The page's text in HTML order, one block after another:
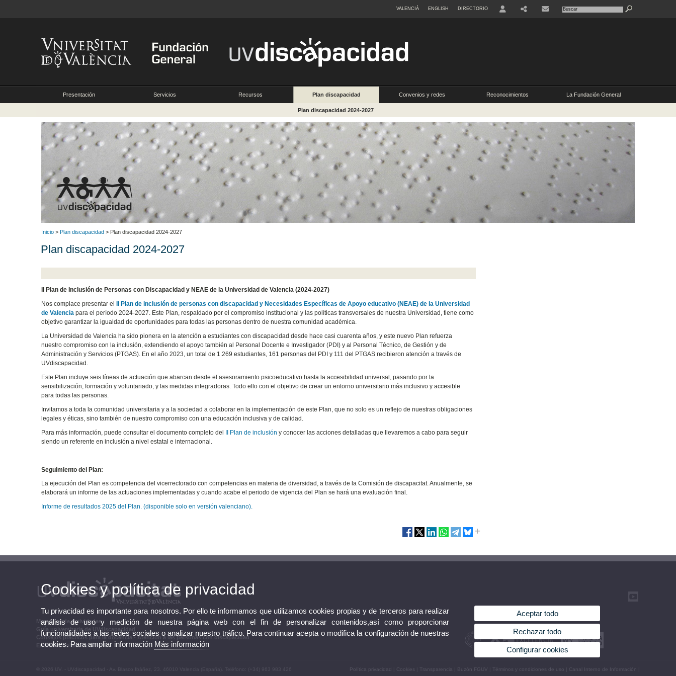
VALENCIÀ ENGLISH DIRECTORIO
Presentación Servicios Recursos Plan discapacidad Convenios y redes Reconocimientos La Fundación General
Plan discapacidad 2024-2027
Inicio > Plan discapacidad > Plan discapacidad 2024-2027
Plan discapacidad 2024-2027
II Plan de Inclusión de Personas con Discapacidad y NEAE de la Universidad de Valencia (2024-2027)
Nos complace presentar elII Plan de inclusión de personas con discapacidad y Necesidades Específicas de Apoyo educativo (NEAE) de la Universidad
de Valencia para el período 2024-2027. Este Plan, respaldado por el compromiso institucional y las políticas transversales de nuestra Universidad, tiene como
objetivo garantizar la igualdad de oportunidades para todas las personas dentro de nuestra comunidad académica.
La Universidad de Valencia ha sido pionera en la atención a estudiantes con discapacidad desde hace casi cuarenta años, y este nuevo Plan refuerza
nuestro compromiso con la inclusión, extendiendo el apoyo también al Personal Docente e Investigador (PDI) y al Personal Técnico, de Gestión y de
Administración y Servicios (PTGAS). En el año 2023, un total de 1.269 estudiantes, 161 personas del PDI y 111 del PTGAS recibieron atención a través de
UVdiscapacidad.
Este Plan incluye seis líneas de actuación que abarcan desde el asesoramiento psicoeducativo hasta la accesibilidad universal, pasando por la
sensibilización, formación y voluntariado, y las medidas integradoras. Todo ello con el objetivo de crear un entorno universitario más inclusivo y accesible
para todas las personas.
Invitamos a toda la comunidad universitaria y a la sociedad a colaborar en la implementación de este Plan, que no solo es un reflejo de nuestras obligaciones
legales y éticas, sino también de nuestro compromiso con una educación inclusiva y de calidad.
Para más información, puede consultar el documento completo del II Plan de inclusión y conocer las acciones detalladas que llevaremos a cabo para seguir
siendo un referente en inclusión a nivel estatal e internacional.
Seguimiento del Plan:
La ejecución del Plan es competencia del vicerrectorado con competencias en materia de diversidad, a través de la Comisión de discapacitat. Anualmente, se
elaborará un informe de las actuaciones implementadas y cuando acabe el periodo de vigencia del Plan se hará una evaluación final.
Informe de resultados 2025 del Plan. (disponible solo en versión valenciano).
Memorias de actividades
Guía universitaria de UVdiscapacidad
Consejos prácticos para la docencia - Atención a las personas con discapacidad
Entitades colaboradoras
© 2026 UV. - UVdiscapacidad - Av. Blasco Ibáñez, 23. 46010 Valencia (España). Teléfono: (+34) 963 983 426 Política privacidad Cookies Transparencia Buzón FGUV Términos y condiciones de uso Canal Interno de Información
Cookies y política de privacidad
Tu privacidad es importante para nosotros. Por ello te informamos que utilizamos cookies propias y de terceros para realizar
análisis de uso y medición de nuestra página web con el fin de personalizar contenidos,así como proporcionar
funcionalidades a las redes sociales o analizar nuestro tráfico. Para continuar acepta o modifica la configuración de nuestras
cookies. Para ampliar información Más información
Aceptar todo
Rechazar todo
Configurar cookies